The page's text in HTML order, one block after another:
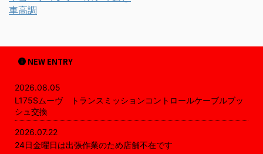
車高調
NEW ENTRY
2026.08.05
L175Sムーヴ トランスミッションコントロールケーブルブッ
シュ交換
2026.07.22
24日金曜日は出張作業のため店舗不在です